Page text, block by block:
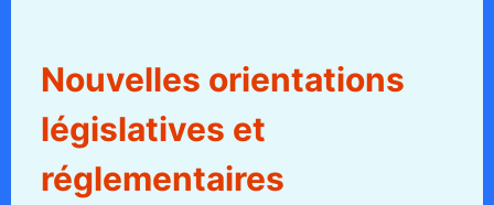
Nouvelles orientations
législatives et
réglementaires